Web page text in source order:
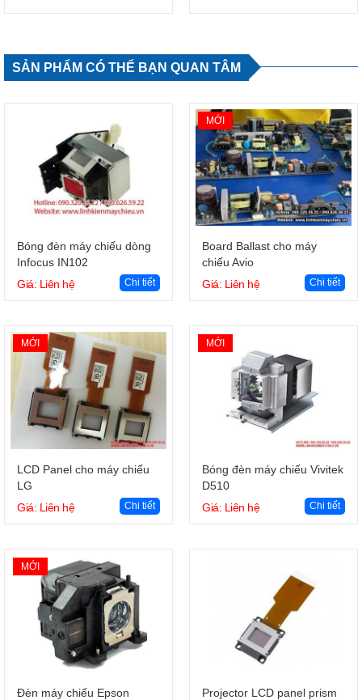
SẢN PHẨM CÓ THỂ BẠN QUAN TÂM
Giỏ hàng
Bóng đèn máy chiếu dòng
Infocus IN102
Giá: Liên hệ
Chi tiết
MỚI
Giỏ hàng
Board Ballast cho máy
chiếu Avio
Giá: Liên hệ
Chi tiết
MỚI
Giỏ hàng
LCD Panel cho máy chiếu
LG
Giá: Liên hệ
Chi tiết
MỚI
Giỏ hàng
Bóng đèn máy chiếu Vivitek
D510
Giá: Liên hệ
Chi tiết
MỚI
Giỏ hàng
Đèn máy chiếu Epson
Giỏ hàng
Projector LCD panel prism